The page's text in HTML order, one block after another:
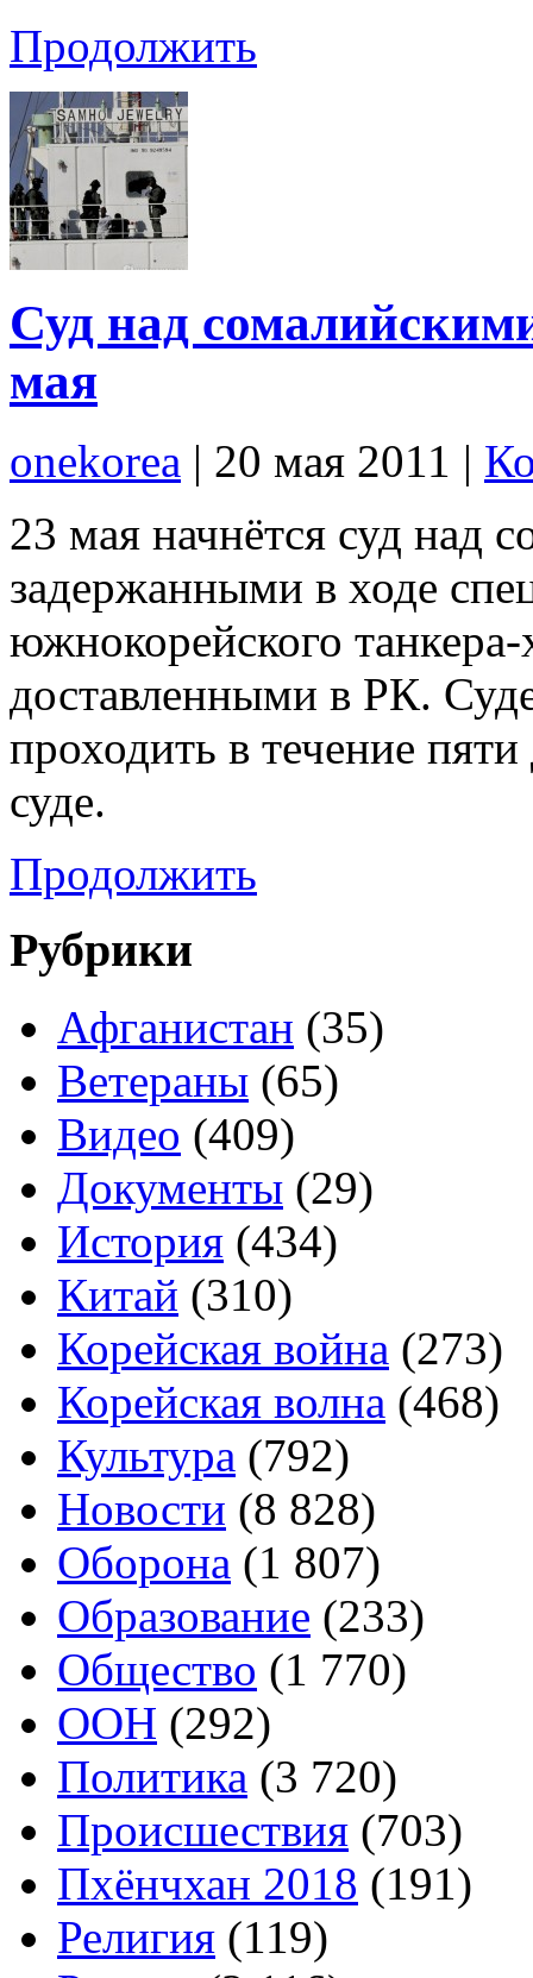
Продолжить
Суд над
мая
onekorea | 20 мая 2011 |
23 мая начнётся суд над
задержанными в ходе
южнокорейского
доставленными в РК.
проходить в течение
суде.
Продолжить
Рубрики
Афганистан (35)
Ветераны (65)
Видео (409)
Документы (29)
История (434)
Китай (310)
Корейская война (273)
Корейская волна (468)
Культура (792)
Новости (8 828)
Оборона (1 807)
Образование (233)
Общество (1 770)
ООН (292)
Политика (3 720)
Происшествия (703)
Пхёнчхан 2018 (191)
Религия (119)